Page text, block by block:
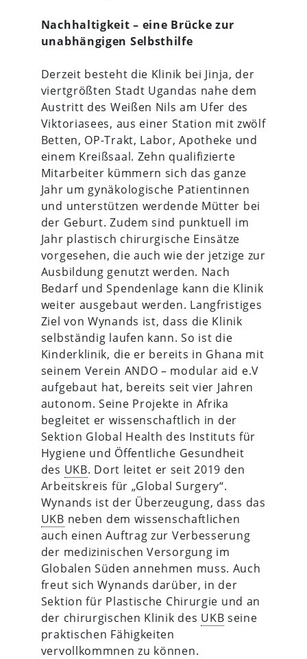
Nachhaltigkeit – eine Brücke zur
unabhängigen Selbsthilfe
Derzeit besteht die Klinik bei Jinja, der
viertgrößten Stadt Ugandas nahe dem
Austritt des Weißen Nils am Ufer des
Viktoriasees, aus einer Station mit zwölf
Betten, OP-Trakt, Labor, Apotheke und
einem Kreißsaal. Zehn qualifizierte
Mitarbeiter kümmern sich das ganze
Jahr um gynäkologische Patientinnen
und unterstützen werdende Mütter bei
der Geburt. Zudem sind punktuell im
Jahr plastisch chirurgische Einsätze
vorgesehen, die auch wie der jetzige zur
Ausbildung genutzt werden. Nach
Bedarf und Spendenlage kann die Klinik
weiter ausgebaut werden. Langfristiges
Ziel von Wynands ist, dass die Klinik
selbständig laufen kann. So ist die
Kinderklinik, die er bereits in Ghana mit
seinem Verein ANDO – modular aid e.V
aufgebaut hat, bereits seit vier Jahren
autonom. Seine Projekte in Afrika
begleitet er wissenschaftlich in der
Sektion Global Health des Instituts für
Hygiene und Öffentliche Gesundheit
des UKB. Dort leitet er seit 2019 den
Arbeitskreis für „Global Surgery“.
Wynands ist der Überzeugung, dass das
UKB neben dem wissenschaftlichen
auch einen Auftrag zur Verbesserung
der medizinischen Versorgung im
Globalen Süden annehmen muss. Auch
freut sich Wynands darüber, in der
Sektion für Plastische Chirurgie und an
der chirurgischen Klinik des UKB seine
praktischen Fähigkeiten
vervollkommnen zu können.